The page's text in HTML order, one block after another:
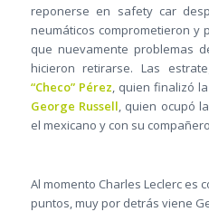
reponerse en safety car
neumáticos comprometieron y
que nuevamente problemas
hicieron retirarse. Las
“Checo” Pérez, quien finalizó
George Russell, quien ocupó
el mexicano y con su
Al momento Charles Leclerc es
puntos, muy por detrás viene